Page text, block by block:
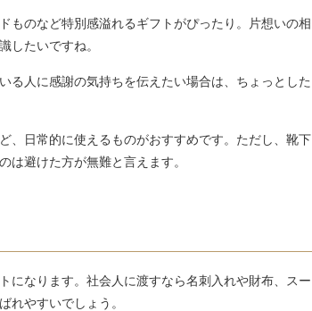
ものなど特別感溢れるギフトがぴったり。片想いの相
したいですね。
る人に感謝の気持ちを伝えたい場合は、ちょっとした
、日常的に使えるものがおすすめです。ただし、靴下
は避けた方が無難と言えます。
になります。社会人に渡すなら名刺入れや財布、スー
れやすいでしょう。